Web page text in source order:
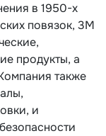
в 1950-х
повязок, 3M
продукты, а
также
и